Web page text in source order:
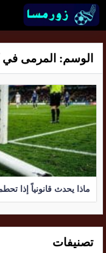
الوسم: المرمى في
ماذا يحدث قانونياً إذا
تصنيفات